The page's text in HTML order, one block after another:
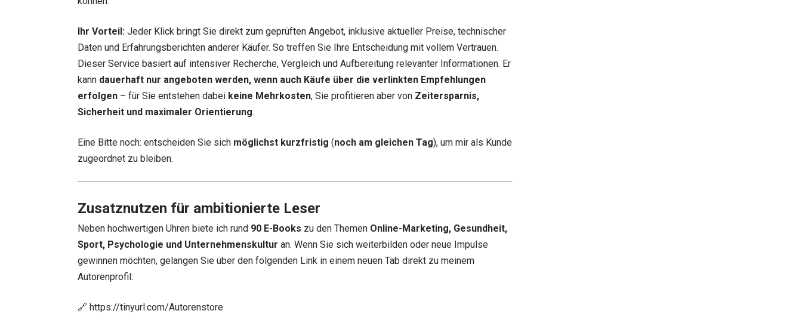
Ihr Vorteil: Jeder Klick bringt Sie direkt zum geprüften Angebot, inklusive aktueller Preise, technischer
Daten und Erfahrungsberichten anderer Käufer. So treffen Sie Ihre Entscheidung mit vollem Vertrauen.
Dieser Service basiert auf intensiver Recherche, Vergleich und Aufbereitung relevanter Informationen. Er
kann dauerhaft nur angeboten werden, wenn auch Käufe über die verlinkten Empfehlungen
erfolgen – für Sie entstehen dabei keine Mehrkosten, Sie profitieren aber von Zeitersparnis,
Sicherheit und maximaler Orientierung.
Eine Bitte noch: entscheiden Sie sich möglichst kurzfristig (noch am gleichen Tag), um mir als Kunde
zugeordnet zu bleiben.
Zusatznutzen für ambitionierte Leser
Neben hochwertigen Uhren biete ich rund 90 E-Books zu den Themen Online-Marketing, Gesundheit,
Sport, Psychologie und Unternehmenskultur an. Wenn Sie sich weiterbilden oder neue Impulse
gewinnen möchten, gelangen Sie über den folgenden Link in einem neuen Tab direkt zu meinem
Autorenprofil:
🔗 https://tinyurl.com/Autorenstore